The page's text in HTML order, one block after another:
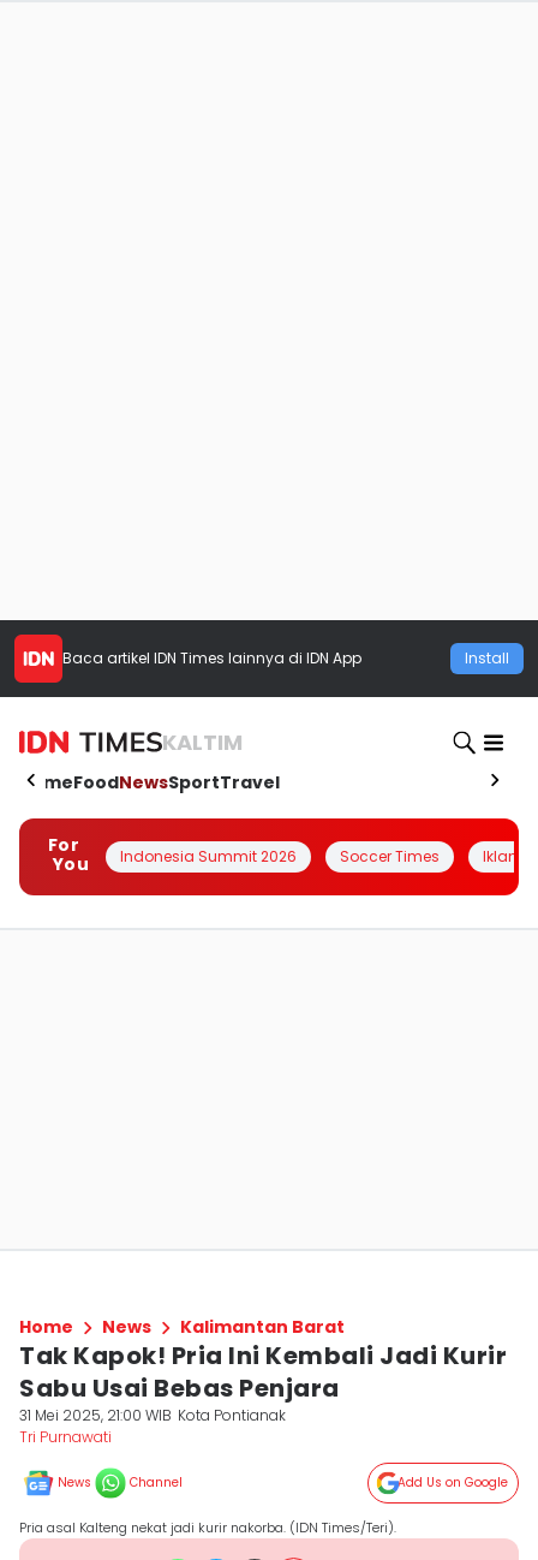
Baca artikel IDN Times lainnya di IDN App Install
KALTIM
HomeFoodNewsSportTravel
For
You
Indonesia Summit 2026 Soccer Times Iklanin
Home News Kalimantan Barat
Tak Kapok! Pria Ini Kembali Jadi Kurir
Sabu Usai Bebas Penjara
31 Mei 2025, 21:00 WIB Kota Pontianak
Tri Purnawati
News Channel Add Us on Google
Pria asal Kalteng nekat jadi kurir nakorba. (IDN Times/Teri).